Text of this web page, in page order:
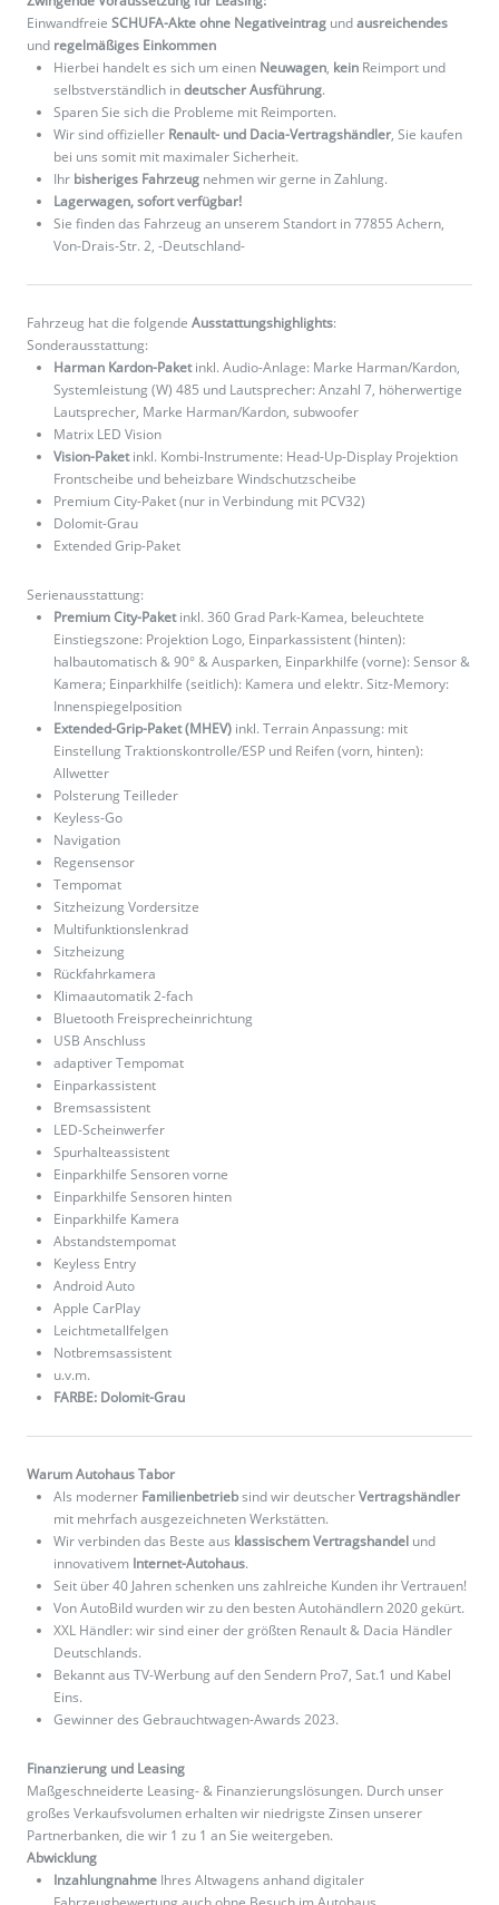
Einwandfreie SCHUFA-Akte ohne Negativeintrag undausreichendes
und regelmäßiges Einkommen
Hierbei handelt es sich um einen Neuwagen, kein Reimport und
selbstverständlich indeutscher Ausführung.
Sparen Sie sich die Probleme mit Reimporten.
Wir sind offizieller Renault- und Dacia-Vertragshändler, Sie kaufen
bei uns somit mit maximaler Sicherheit.
Ihr bisheriges Fahrzeug nehmen wir gerne in Zahlung.
Lagerwagen, sofort verfügbar!
Sie finden das Fahrzeug an unserem Standort in 77855 Achern,
Von-Drais-Str. 2, -Deutschland-
Fahrzeug hat die folgende Ausstattungshighlights:
Sonderausstattung:
Harman Kardon-Paketinkl. Audio-Anlage: Marke Harman/Kardon,
Systemleistung (W) 485 und Lautsprecher: Anzahl 7, höherwertige
Lautsprecher, Marke Harman/Kardon, subwoofer
Matrix LED Vision
Vision-Paketinkl. Kombi-Instrumente: Head-Up-Display Projektion
Frontscheibe und beheizbare Windschutzscheibe
Premium City-Paket (nur in Verbindung mit PCV32)
Dolomit-Grau
Extended Grip-Paket
Serienausstattung:
Premium City-Paketinkl. 360 Grad Park-Kamea, beleuchtete
Einstiegszone: Projektion Logo, Einparkassistent (hinten):
halbautomatisch & 90° & Ausparken, Einparkhilfe (vorne): Sensor &
Kamera; Einparkhilfe (seitlich): Kamera und elektr. Sitz-Memory:
Innenspiegelposition
Extended-Grip-Paket (MHEV) inkl. Terrain Anpassung: mit
Einstellung Traktionskontrolle/ESP und Reifen (vorn, hinten):
Allwetter
Polsterung Teilleder
Keyless-Go
Navigation
Regensensor
Tempomat
Sitzheizung Vordersitze
Multifunktionslenkrad
Sitzheizung
Rückfahrkamera
Klimaautomatik 2-fach
Bluetooth Freisprecheinrichtung
USB Anschluss
adaptiver Tempomat
Einparkassistent
Bremsassistent
LED-Scheinwerfer
Spurhalteassistent
Einparkhilfe Sensoren vorne
Einparkhilfe Sensoren hinten
Einparkhilfe Kamera
Abstandstempomat
Keyless Entry
Android Auto
Apple CarPlay
Leichtmetallfelgen
Notbremsassistent
u.v.m.
FARBE: Dolomit-Grau
Warum Autohaus Tabor
Als moderner Familienbetriebsind wir deutscherVertragshändler
mit mehrfach ausgezeichneten Werkstätten.
Wir verbinden das Beste aus klassischem Vertragshandel und
innovativem Internet-Autohaus.
Seit über 40 Jahren schenken uns zahlreiche Kunden ihr Vertrauen!
Von AutoBild wurden wir zu den besten Autohändlern 2020 gekürt.
XXL Händler: wir sind einer der größten Renault & Dacia Händler
Deutschlands.
Bekannt aus TV-Werbung auf den Sendern Pro7, Sat.1 und Kabel
Eins.
Gewinner des Gebrauchtwagen-Awards 2023.
Finanzierung und Leasing
Maßgeschneiderte Leasing- & Finanzierungslösungen. Durch unser
großes Verkaufsvolumen erhalten wir niedrigste Zinsen unserer
Partnerbanken, die wir 1 zu 1 an Sie weitergeben.
Abwicklung
Inzahlungnahme Ihres Altwagens anhand digitaler